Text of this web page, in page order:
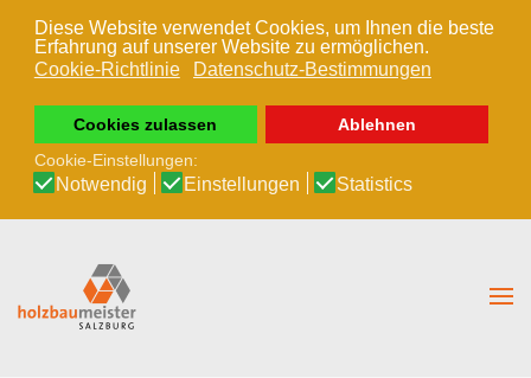
Diese Website verwendet Cookies, um Ihnen die beste
Erfahrung auf unserer Website zu ermöglichen.
Cookie-Richtlinie
Datenschutz-Bestimmungen
Cookies zulassen
Ablehnen
Cookie-Einstellungen:
Notwendig Einstellungen Statistics
Zum Hauptinhalt springen